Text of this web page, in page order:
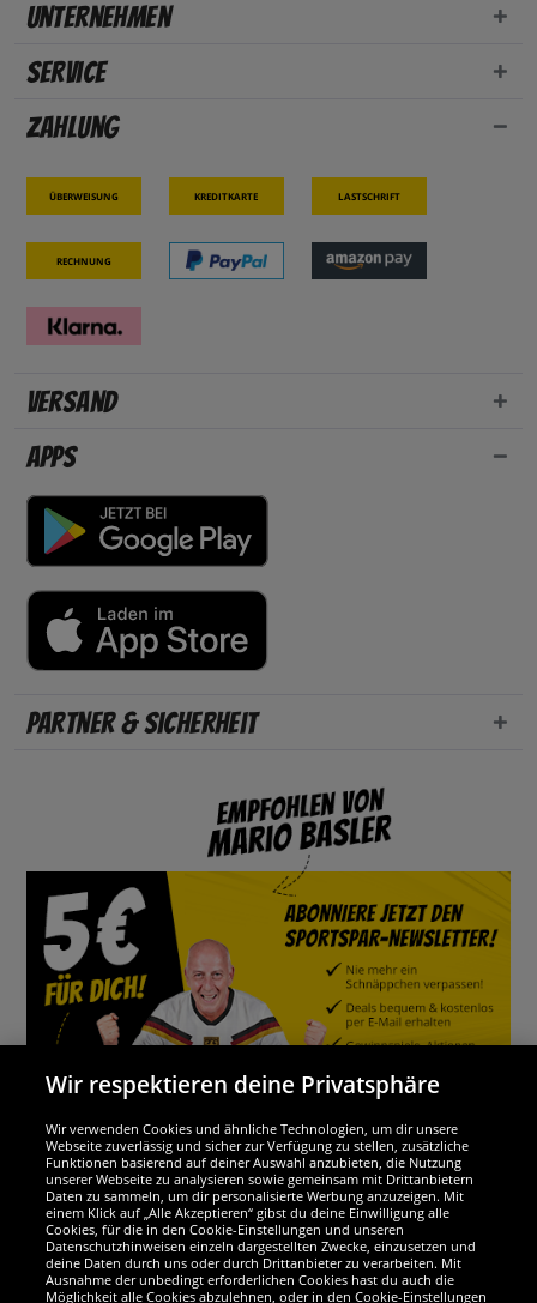
Unternehmen
Service
Zahlung
Überweisung Kreditkarte Lastschrift
Rechnung
Versand
Apps
Partner & Sicherheit
Wir sind ausgezeichnet
Wir respektieren deine Privatsphäre
Wir verwenden Cookies und ähnliche Technologien, um dir unsere
Webseite zuverlässig und sicher zur Verfügung zu stellen, zusätzliche
Funktionen basierend auf deiner Auswahl anzubieten, die Nutzung
unserer Webseite zu analysieren sowie gemeinsam mit Drittanbietern
Daten zu sammeln, um dir personalisierte Werbung anzuzeigen. Mit
einem Klick auf „Alle Akzeptieren“ gibst du deine Einwilligung alle
Cookies, für die in den Cookie-Einstellungen und unseren
Datenschutzhinweisen einzeln dargestellten Zwecke, einzusetzen und
deine Daten durch uns oder durch Drittanbieter zu verarbeiten. Mit
Ausnahme der unbedingt erforderlichen Cookies hast du auch die
Möglichkeit alle Cookies abzulehnen, oder in den Cookie-Einstellungen